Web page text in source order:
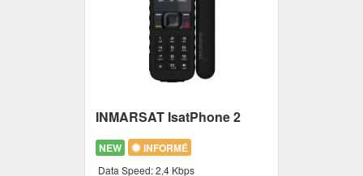
INMARSAT IsatPhone 2
NEW INFORMÉ
Data Speed:2,4 Kbps